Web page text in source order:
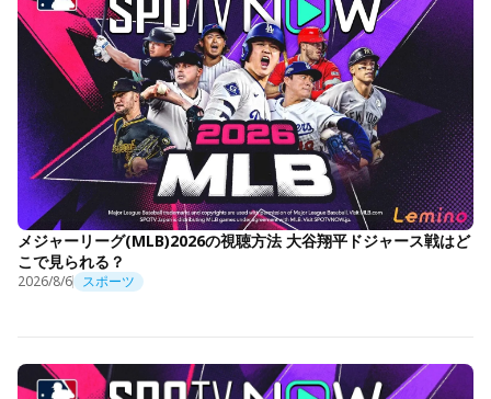
メジャーリーグ(MLB)2026の視聴方法 大谷翔平ドジャース戦はど
こで見られる？
2026/8/6 スポーツ